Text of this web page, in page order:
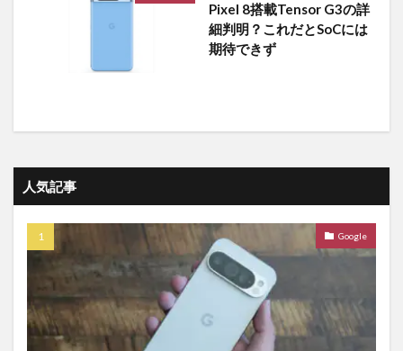
Pixel 8搭載Tensor G3の詳
細判明？これだとSoCには
期待できず
人気記事
Google